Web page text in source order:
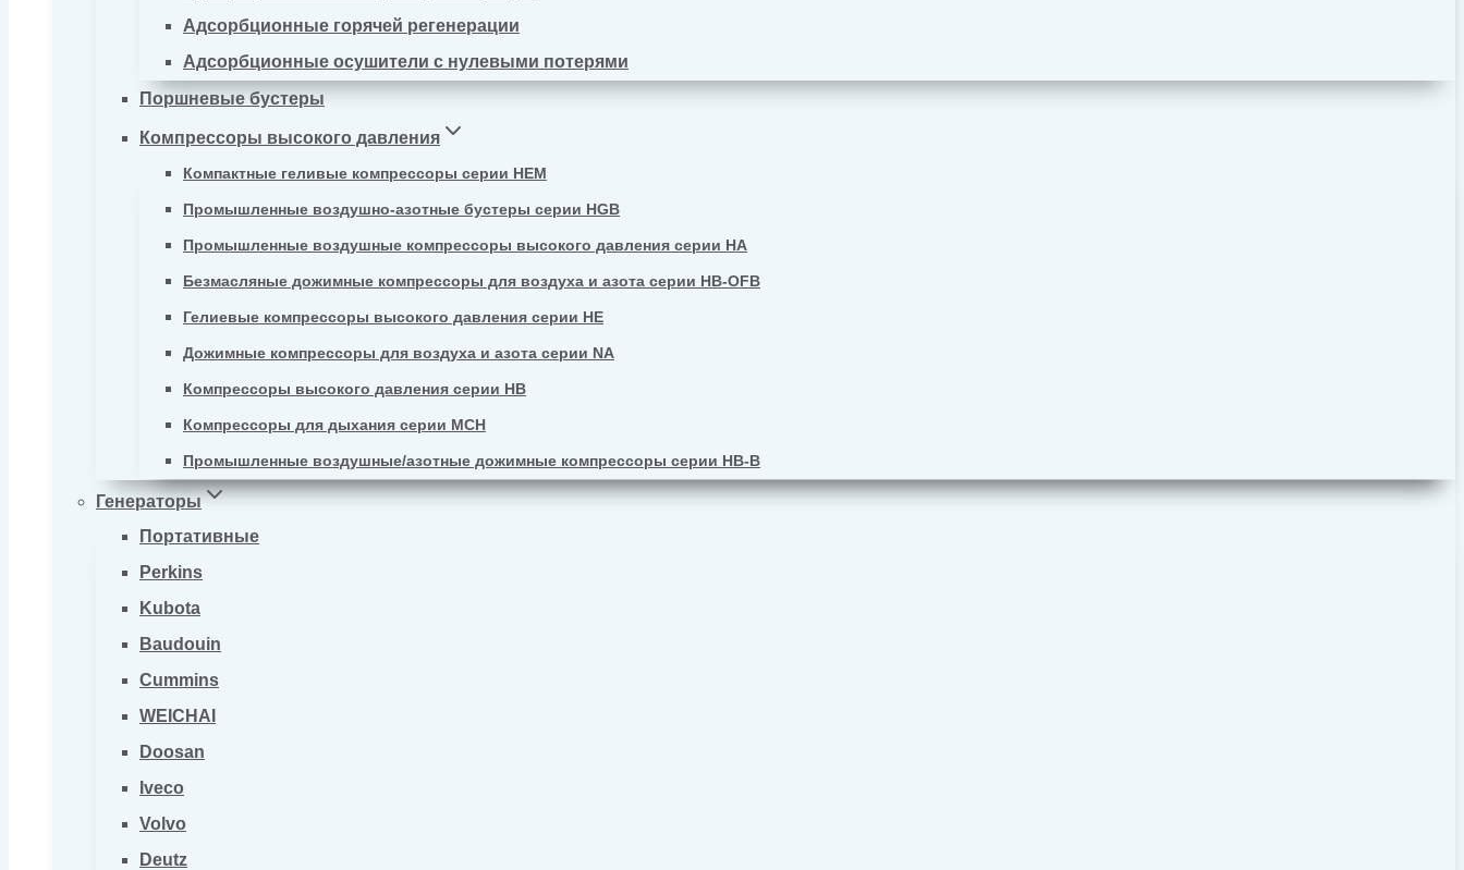
Адсорбционные горячей регенерации
Адсорбционные осушители с нулевыми потерями
Поршневые бустеры
Компрессоры высокого давления
Компактные геливые компрессоры серии HEM
Промышленные воздушно-азотные бустеры серии HGB
Промышленные воздушные компрессоры высокого давления серии HA
Безмасляные дожимные компрессоры для воздуха и азота серии HB-OFB
Гелиевые компрессоры высокого давления серии HE
Дожимные компрессоры для воздуха и азота серии NA
Компрессоры высокого давления серии HB
Компрессоры для дыхания серии MCH
Промышленные воздушные/азотные дожимные компрессоры серии HB-B
Генераторы
Портативные
Perkins
Kubota
Baudouin
Cummins
WEICHAI
Doosan
Iveco
Volvo
Deutz